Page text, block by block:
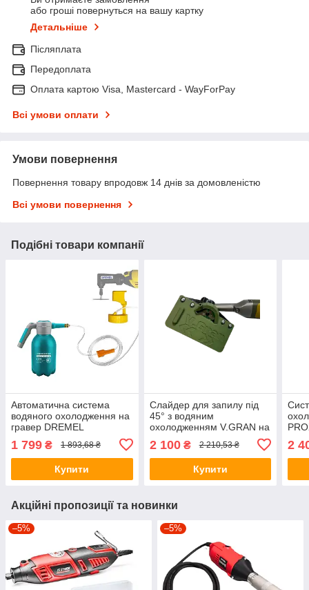
або гроші повернуться на вашу картку
Детальніше
Післяплата
Передоплата
Оплата картою Visa, Mastercard - WayForPay
Всі умови оплати
Умови повернення
Повернення товару впродовж 14 днів за домовленістю
Всі умови повернення
Подібні товари компанії
Автоматична система
водяного охолодження на
гравер DREMEL
1 799 ₴ 1 893,68 ₴
Купити
Слайдер для запилу під
45° з водяним
охолодженням V.GRAN на
2 100₴ 2 210,53 ₴
Купити
2
Акційні пропозиції та новинки
–5% –5%